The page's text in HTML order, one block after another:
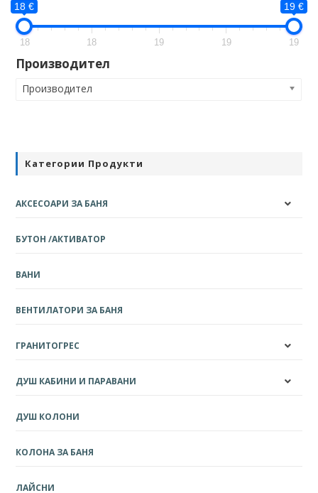
18 € 19 €
18 18 19 19 19
Производител
Производител
Категории Продукти
АКСЕСОАРИ ЗА БАНЯ
БУТОН /АКТИВАТОР
ВАНИ
ВЕНТИЛАТОРИ ЗА БАНЯ
ГРАНИТОГРЕС
ДУШ КАБИНИ И ПАРАВАНИ
ДУШ КОЛОНИ
КОЛОНА ЗА БАНЯ
ЛАЙСНИ